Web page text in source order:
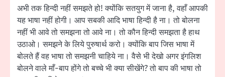
अभी तक हिन्दी नहीं समझते हो! क्योंकि सतयुग में जाना है, वहाँ आपकी
यह भाषा नहीं होगी। आप सबकी आदि भाषा हिन्दी है ना। तो बोलना
नहीं भी आवे तो समझना तो आवे ना। तो कौन हिन्दी समझता है हाथ
उठाओ। समझने के लिये पुरुषार्थ करो। क्योंकि बाप जिस भाषा में
बोलते हैं वह भाषा तो समझनी चाहिये ना। वैसे भी देखो अगर इंगलिश
बोलने वाले माँ-बाप होंगे तो बच्चे भी क्या सीखेंगे? तो बाप की भाषा तो